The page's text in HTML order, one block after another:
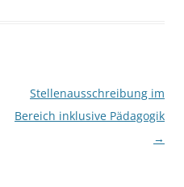
Stellenausschreibung im
Bereich inklusive Pädagogik
→